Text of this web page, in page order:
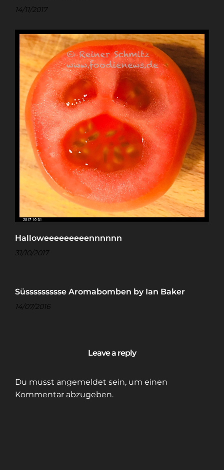
14/11/2017
Halloweeeeeeeeennnnnn
31/10/2017
Süssssssssse Aromabomben by Ian Baker
14/07/2016
Leave a reply
Du musst angemeldet sein, um einen
Kommentar abzugeben.